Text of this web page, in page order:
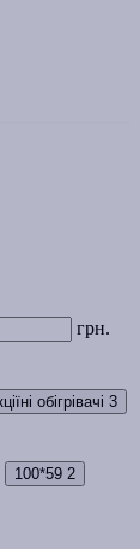
грн.
обігрівачі 3
100*59 2